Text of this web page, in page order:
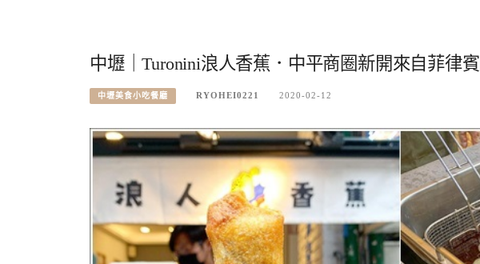
中壢｜Turonini浪人香蕉．中平商圈新開來自菲律
中壢美食小吃餐廳 RYOHEI0221 2020-02-12